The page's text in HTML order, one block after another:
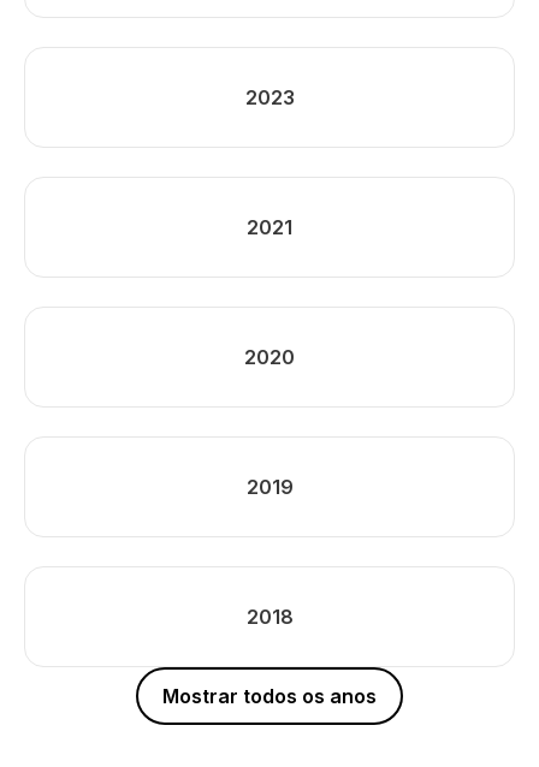
2023
2021
2020
2019
2018
Mostrar todos os anos